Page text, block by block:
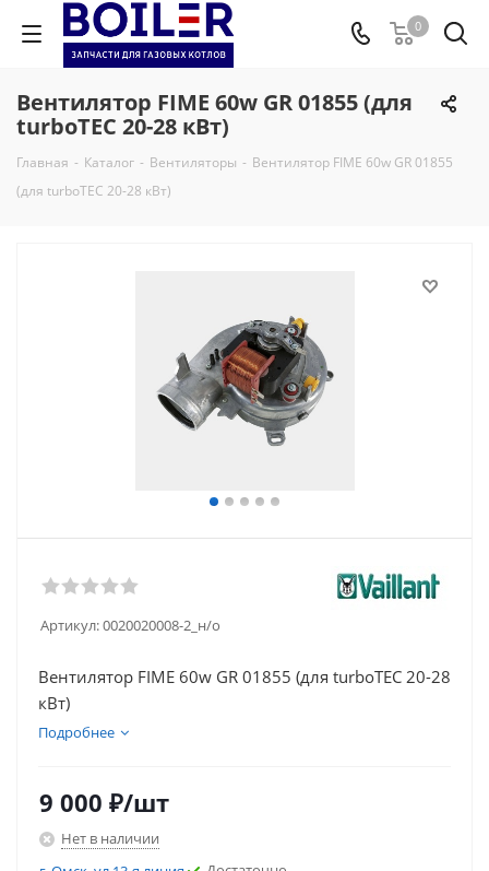
0
Вентилятор FIME 60w GR 01855 (для
turboTEC 20-28 кВт)
Главная - Каталог - Вентиляторы - Вентилятор FIME 60w GR 01855
(для turboTEC 20-28 кВт)
Артикул:0020020008-2_н/о
Вентилятор FIME 60w GR 01855 (для turboTEC 20-28
кВт)
Подробнее
9 000 ₽/шт
Нет в наличии